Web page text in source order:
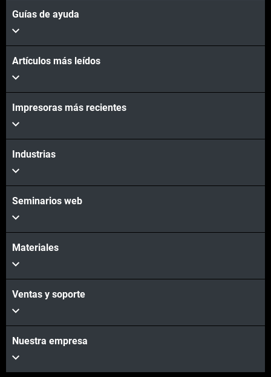
Guías de ayuda
Artículos más leídos
Impresoras más recientes
Industrias
Seminarios web
Materiales
Ventas y soporte
Nuestra empresa